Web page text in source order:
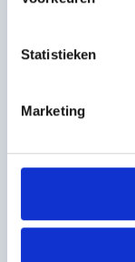
Statistieken
Marketing
stimuleert
Eigen